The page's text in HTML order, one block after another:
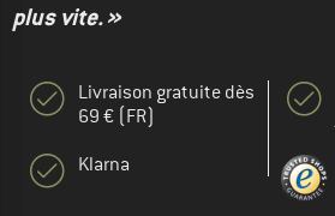
plus vite. »
Livraison gratuite dès
69 € (FR)
Klarna